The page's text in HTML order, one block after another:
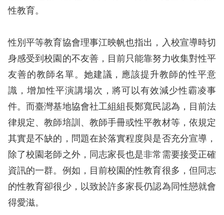
頁
網
站
安
全
政
策
性教育。
性別平等教育協會理事江映帆也指出，入校宣導時切
身感受到校園的不友善，目前只能靠努力收集對性平
友善的教師名單。她建議，應該提升教師的性平意
識，增加性平演講場次，將可以有效減少性霸凌事
件。而臺灣基地協會社工組組長鄭寬民認為，目前法
律規定、教師培訓、教師手冊或性平教材等，依規定
其實是不缺的，問題在於落實程度與是否充分宣導，
除了校園老師之外，同志家長也是非常需要接受正確
資訊的一群。例如，目前校園的性教育很多，但同志
的性教育卻很少，以致於許多家長仍認為同性戀就會
得愛滋。